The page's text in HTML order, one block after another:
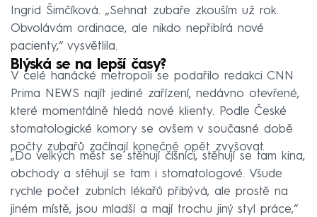
Ingrid Šimčíková. „Sehnat zubaře zkouším už rok.
Obvolávám ordinace, ale nikdo nepřibírá nové
pacienty,“ vysvětlila.
Blýská se na lepší časy?
V celé hanácké metropoli se podařilo redakci CNN
Prima NEWS najít jediné zařízení, nedávno otevřené,
které momentálně hledá nové klienty. Podle České
stomatologické komory se ovšem v současné době
počty zubařů začínají konečně opět zvyšovat.
„Do velkých měst se stěhují číšníci, stěhují se tam kina,
obchody a stěhují se tam i stomatologové. Všude
rychle počet zubních lékařů přibývá, ale prostě na
jiném místě, jsou mladší a mají trochu jiný styl práce,“